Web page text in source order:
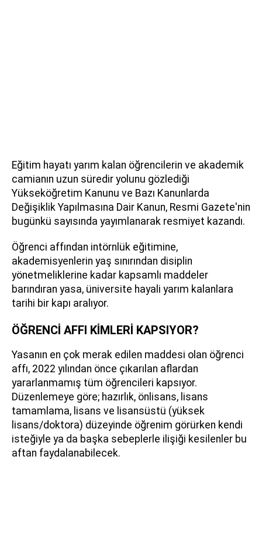
Eğitim hayatı yarım kalan öğrencilerin ve akademik
camianın uzun süredir yolunu gözlediği
Yükseköğretim Kanunu ve Bazı Kanunlarda
Değişiklik Yapılmasına Dair Kanun, Resmi Gazete'nin
bugünkü sayısında yayımlanarak resmiyet kazandı.
Öğrenci affından intörnlük eğitimine,
akademisyenlerin yaş sınırından disiplin
yönetmeliklerine kadar kapsamlı maddeler
barındıran yasa, üniversite hayali yarım kalanlara
tarihi bir kapı aralıyor.
ÖĞRENCİ AFFI KİMLERİ KAPSIYOR?
Yasanın en çok merak edilen maddesi olan öğrenci
affı, 2022 yılından önce çıkarılan aflardan
yararlanmamış tüm öğrencileri kapsıyor.
Düzenlemeye göre; hazırlık, önlisans, lisans
tamamlama, lisans ve lisansüstü (yüksek
lisans/doktora) düzeyinde öğrenim görürken kendi
isteğiyle ya da başka sebeplerle ilişiği kesilenler bu
aftan faydalanabilecek.